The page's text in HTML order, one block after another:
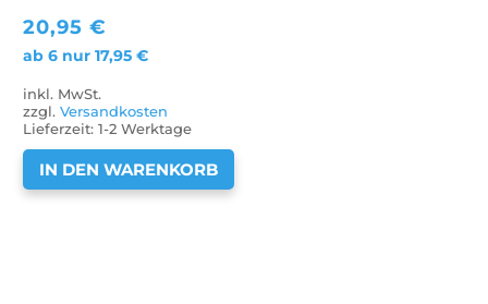
20,95€
ab 6 nur17,95€
inkl. MwSt.
zzgl.Versandkosten
Lieferzeit:1-2 Werktage
IN DEN WARENKORB